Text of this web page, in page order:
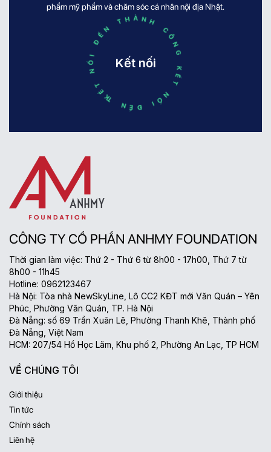
phẩm mỹ phẩm và chăm sóc cá nhân nội địa Nhật.
KẾT NỐI ĐẾN THÀNH CÔNG KẾT NỐI ĐẾN THÀNH CÔNG
Kết nối
CÔNG TY CỔ PHẦN ANHMY FOUNDATION
Thời gian làm việc: Thứ 2 - Thứ 6 từ 8h00 - 17h00, Thứ 7 từ
8h00 - 11h45
Hotline: 0962123467
Hà Nội: Tòa nhà NewSkyLine, Lô CC2 KĐT mới Văn Quán – Yên
Phúc, Phường Văn Quán, TP. Hà Nội
Đà Nẵng: số 69 Trần Xuân Lê, Phường Thanh Khê, Thành phố
Đà Nẵng, Việt Nam
HCM: 207/54 Hồ Học Lãm, Khu phố 2, Phường An Lạc, TP HCM
VỀ CHÚNG TÔI
Giới thiệu
Tin tức
Chính sách
Liên hệ